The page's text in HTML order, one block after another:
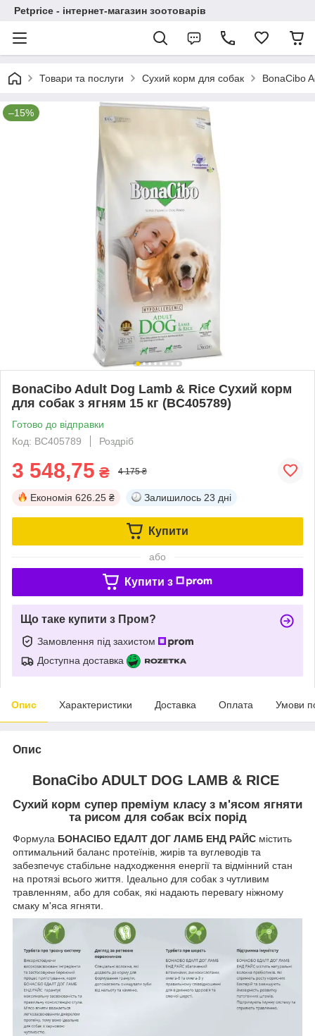
Petprice - інтернет-магазин зоотоварів
Товари та послуги Сухий корм для собак BonaCibo
–15%
BonaCibo Adult Dog Lamb & Rice Сухий корм
для собак з ягням 15 кг (BC405789)
Готово до відправки
Код: BC405789
Роздріб
3 548,75 ₴ 4 175 ₴
Економія 626.25 ₴ Залишилось 23 дні
Купити
або
Купити з
Що таке купити з Пром?
Замовлення під захистом
Доступна доставка
Опис Характеристики Доставка Оплата Умови
Опис
BonaCibo ADULT DOG LAMB & RICE
Сухий корм супер преміум класу з м'ясом ягняти
та рисом для собак всіх порід
Формула БОНАСІБО ЕДАЛТ ДОГ ЛАМБ ЕНД РАЙС містить
оптимальний баланс протеїнів, жирів та вуглеводів та
забезпечує стабільне надходження енергії та відмінний стан
на протязі всього життя. Ідеально для собак з чутливим
травленням, або для собак, які надають перевагу ніжному
смаку м'яса ягняти.